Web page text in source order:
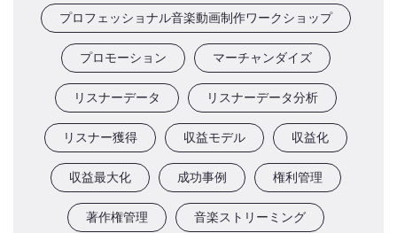
プロフェッショナル音楽動画制作ワークショップ
プロモーション マーチャンダイズ
リスナーデータ リスナーデータ分析
リスナー獲得 収益モデル 収益化
収益最大化 成功事例 権利管理
著作権管理 音楽ストリーミング